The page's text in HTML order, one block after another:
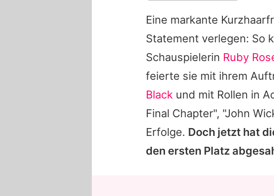
Eine markante
Statement verlegen: So
Schauspielerin Ruby
feierte sie mit ihrem
Black und mit Rollen in
Final Chapter", "John
Erfolge. Doch jetzt hat
den ersten Platz